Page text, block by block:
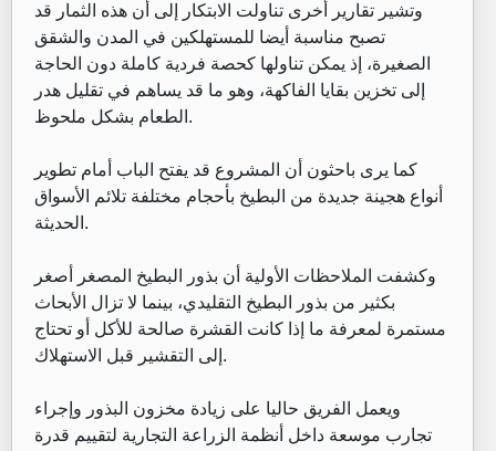
وتشير تقارير أخرى تناولت الابتكار إلى أن هذه الثمار قد
تصبح مناسبة أيضا للمستهلكين في المدن والشقق
الصغيرة، إذ يمكن تناولها كحصة فردية كاملة دون الحاجة
إلى تخزين بقايا الفاكهة، وهو ما قد يساهم في تقليل هدر
الطعام بشكل ملحوظ.
كما يرى باحثون أن المشروع قد يفتح الباب أمام تطوير
أنواع هجينة جديدة من البطيخ بأحجام مختلفة تلائم الأسواق
الحديثة.
وكشفت الملاحظات الأولية أن بذور البطيخ المصغر أصغر
بكثير من بذور البطيخ التقليدي، بينما لا تزال الأبحاث
مستمرة لمعرفة ما إذا كانت القشرة صالحة للأكل أو تحتاج
إلى التقشير قبل الاستهلاك.
ويعمل الفريق حاليا على زيادة مخزون البذور وإجراء
تجارب موسعة داخل أنظمة الزراعة التجارية لتقييم قدرة